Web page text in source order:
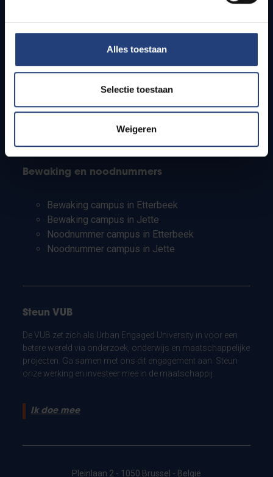
Alles toestaan
Selectie toestaan
Weigeren
Studenten
PhD-studenten
Leerkrachten en secundaire scholen
Bewaking en noodnummers
Bewaking campus in Etterbeek
Bewaking campus in Jette
Noodnummer campus in Etterbeek
Noodnummer campus in Jette
Steun VUB
De VUB zet zich als Urban Engaged University in voor een
betere wereld via onderzoek, onderwijs en maatschappelijke
projecten. Ga samen met ons dit engagement aan. Steun
onze werking en investeer mee in de maatschappij.
Ik doe mee
Pleinlaan 2 - 1050 Brussel - België